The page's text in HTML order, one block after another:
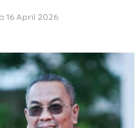
16 April 2026